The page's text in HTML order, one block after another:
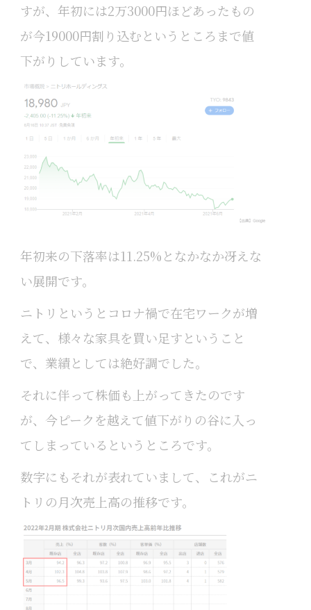
すが、年初には2万3000円ほどあったもの
が今19000円割り込むというところまで値
下がりしています。
年初来の下落率は11.25%となかなか冴えな
い展開です。
ニトリというとコロナ禍で在宅ワークが増
えて、様々な家具を買い足すということ
で、業績としては絶好調でした。
それに伴って株価も上がってきたのです
が、今ピークを越えて値下がりの谷に入っ
てしまっているというところです。
数字にもそれが表れていまして、これがニ
トリの月次売上高の推移です。